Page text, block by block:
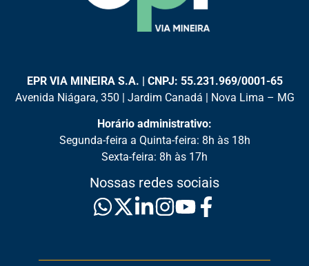
EPR VIA MINEIRA S.A. | CNPJ: 55.231.969/0001-65
Avenida Niágara, 350 | Jardim Canadá | Nova Lima – MG
Horário administrativo:
Segunda-feira a Quinta-feira: 8h às 18h
Sexta-feira: 8h às 17h
Nossas redes sociais